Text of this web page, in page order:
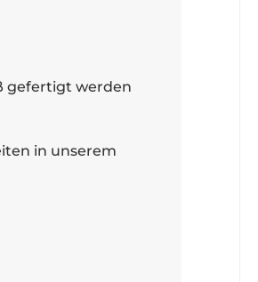
gefertigt werden
in unserem